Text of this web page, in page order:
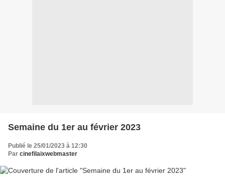
Semaine du 1er au février 2023
Publié le 25/01/2023 à 12:30
Par cinefilaixwebmaster